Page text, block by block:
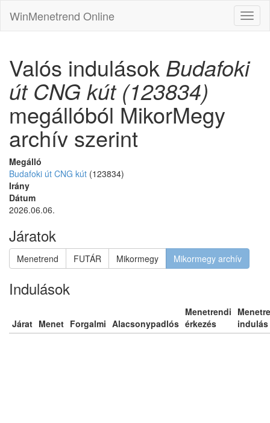
WinMenetrend Online
Valós indulások Budafoki
út CNG kút (123834)
megállóból MikorMegy
archív szerint
Megálló
Budafoki út CNG kút (123834)
Irány
Dátum
2026.06.06.
Járatok
Menetrend FUTÁR Mikormegy Mikormegy archív
Indulások
Járat Menet Forgalmi Alacsonypadlós
Menetrendi
érkezés
indulás